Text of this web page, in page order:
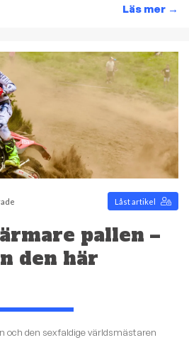
Läs mer →
Låst artikel
pallen –
den här
och den sexfaldige världsmästaren